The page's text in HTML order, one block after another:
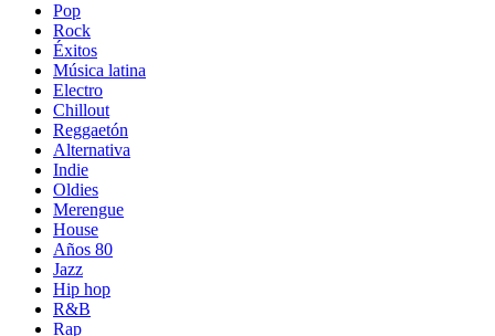
Pop
Rock
Éxitos
Música latina
Electro
Chillout
Reggaetón
Alternativa
Indie
Oldies
Merengue
House
Años 80
Jazz
Hip hop
R&B
Rap